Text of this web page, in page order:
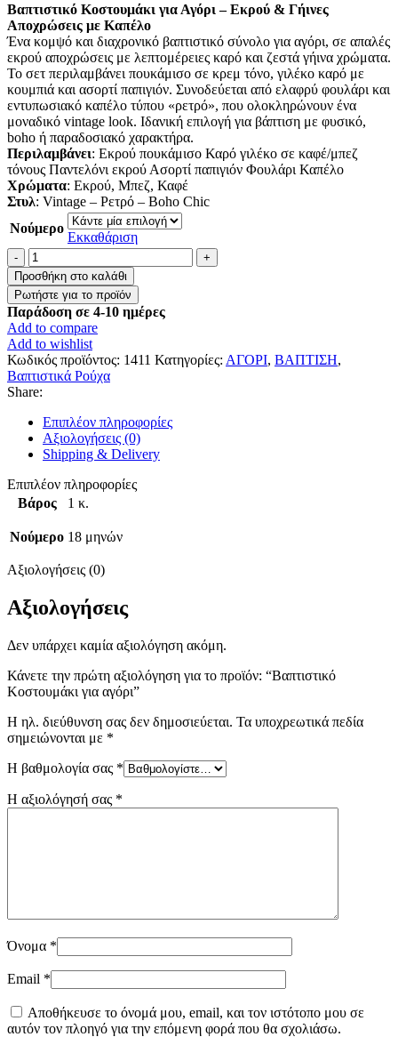
was:
€150.00.
τιμή
είναι:
€90.00.
Βαπτιστικό Κοστουμάκι για Αγόρι – Εκρού & Γήινες
Αποχρώσεις με Καπέλο
Ένα κομψό και διαχρονικό βαπτιστικό σύνολο για αγόρι, σε απαλές
εκρού αποχρώσεις με λεπτομέρειες καρό και ζεστά γήινα χρώματα.
Το σετ περιλαμβάνει πουκάμισο σε κρεμ τόνο, γιλέκο καρό με
κουμπιά και ασορτί παπιγιόν. Συνοδεύεται από ελαφρύ φουλάρι και
εντυπωσιακό καπέλο τύπου «ρετρό», που ολοκληρώνουν ένα
μοναδικό vintage look. Ιδανική επιλογή για βάπτιση με φυσικό,
boho ή παραδοσιακό χαρακτήρα.
Περιλαμβάνει: Εκρού πουκάμισο Καρό γιλέκο σε καφέ/μπεζ
τόνους Παντελόνι εκρού Ασορτί παπιγιόν Φουλάρι Καπέλο
Χρώματα: Εκρού, Μπεζ, Καφέ
Στυλ: Vintage – Ρετρό – Boho Chic
Νούμερο
Εκκαθάριση
Βαπτιστικό
Κοστουμάκι
για
αγόρι
ποσότητα
Προσθήκη στο καλάθι
Παράδοση σε 4-10 ημέρες
Add to compare
Add to wishlist
Κωδικός προϊόντος: 1411 Κατηγορίες: ΑΓΟΡΙ, ΒΑΠΤΙΣΗ,
Βαπτιστικά Ρούχα
Share:
Επιπλέον πληροφορίες
Αξιολογήσεις (0)
Shipping & Delivery
Επιπλέον πληροφορίες
Βάρος
1 κ.
Νούμερο 18 μηνών
Αξιολογήσεις (0)
Αξιολογήσεις
Δεν υπάρχει καμία αξιολόγηση ακόμη.
Κάνετε την πρώτη αξιολόγηση για το προϊόν: “Βαπτιστικό
Κοστουμάκι για αγόρι”
Η ηλ. διεύθυνση σας δεν δημοσιεύεται. Τα υποχρεωτικά πεδία
σημειώνονται με *
Η βαθμολογία σας *
Η αξιολόγησή σας *
Όνομα *
Email *
Αποθήκευσε το όνομά μου, email, και τον ιστότοπο μου σε
αυτόν τον πλοηγό για την επόμενη φορά που θα σχολιάσω.